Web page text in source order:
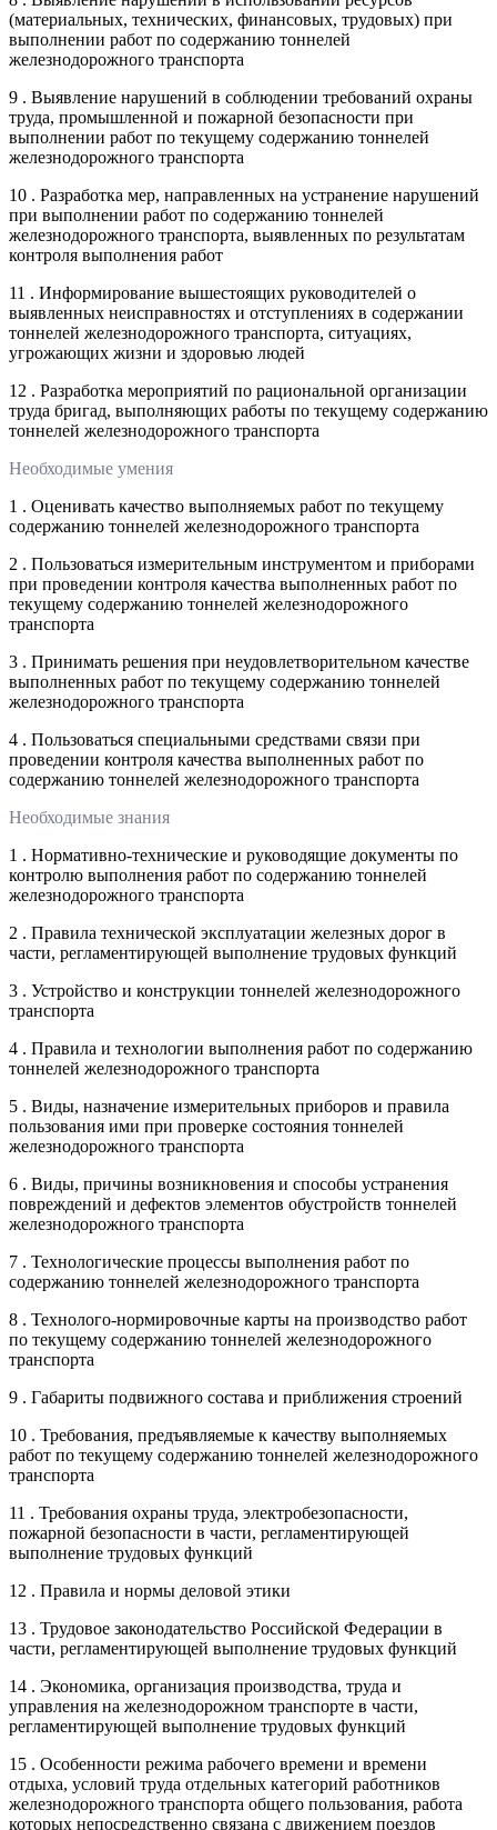
(материальных, технических, финансовых, трудовых) при
выполнении работ по содержанию тоннелей
железнодорожного транспорта
9 . Выявление нарушений в соблюдении требований охраны
труда, промышленной и пожарной безопасности при
выполнении работ по текущему содержанию тоннелей
железнодорожного транспорта
10 . Разработка мер, направленных на устранение нарушений
при выполнении работ по содержанию тоннелей
железнодорожного транспорта, выявленных по результатам
контроля выполнения работ
11 . Информирование вышестоящих руководителей о
выявленных неисправностях и отступлениях в содержании
тоннелей железнодорожного транспорта, ситуациях,
угрожающих жизни и здоровью людей
12 . Разработка мероприятий по рациональной организации
труда бригад, выполняющих работы по текущему содержанию
тоннелей железнодорожного транспорта
Необходимые умения
1 . Оценивать качество выполняемых работ по текущему
содержанию тоннелей железнодорожного транспорта
2 . Пользоваться измерительным инструментом и приборами
при проведении контроля качества выполненных работ по
текущему содержанию тоннелей железнодорожного
транспорта
3 . Принимать решения при неудовлетворительном качестве
выполненных работ по текущему содержанию тоннелей
железнодорожного транспорта
4 . Пользоваться специальными средствами связи при
проведении контроля качества выполненных работ по
содержанию тоннелей железнодорожного транспорта
Необходимые знания
1 . Нормативно-технические и руководящие документы по
контролю выполнения работ по содержанию тоннелей
железнодорожного транспорта
2 . Правила технической эксплуатации железных дорог в
части, регламентирующей выполнение трудовых функций
3 . Устройство и конструкции тоннелей железнодорожного
транспорта
4 . Правила и технологии выполнения работ по содержанию
тоннелей железнодорожного транспорта
5 . Виды, назначение измерительных приборов и правила
пользования ими при проверке состояния тоннелей
железнодорожного транспорта
6 . Виды, причины возникновения и способы устранения
повреждений и дефектов элементов обустройств тоннелей
железнодорожного транспорта
7 . Технологические процессы выполнения работ по
содержанию тоннелей железнодорожного транспорта
8 . Технолого-нормировочные карты на производство работ
по текущему содержанию тоннелей железнодорожного
транспорта
9 . Габариты подвижного состава и приближения строений
10 . Требования, предъявляемые к качеству выполняемых
работ по текущему содержанию тоннелей железнодорожного
транспорта
11 . Требования охраны труда, электробезопасности,
пожарной безопасности в части, регламентирующей
выполнение трудовых функций
12 . Правила и нормы деловой этики
13 . Трудовое законодательство Российской Федерации в
части, регламентирующей выполнение трудовых функций
14 . Экономика, организация производства, труда и
управления на железнодорожном транспорте в части,
регламентирующей выполнение трудовых функций
15 . Особенности режима рабочего времени и времени
отдыха, условий труда отдельных категорий работников
железнодорожного транспорта общего пользования, работа
которых непосредственно связана с движением поездов